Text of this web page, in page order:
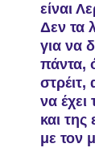
είναι
Δεν τα
για να
πάντα,
στρέιτ,
να
και
με τον